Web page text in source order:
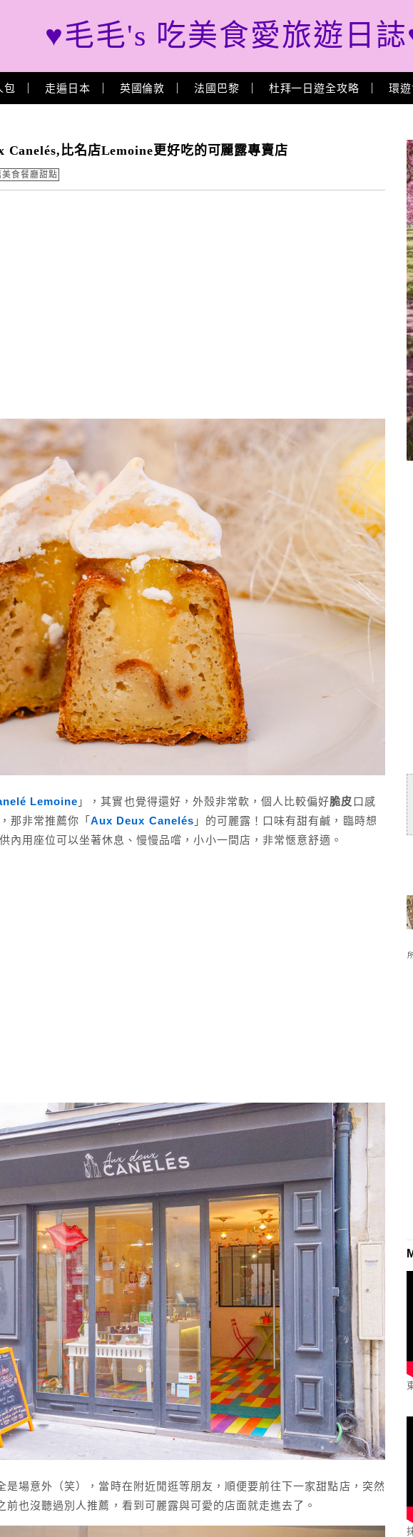
♥毛毛's 吃美食愛旅遊日誌
包 走遍日本 英國倫敦 法國巴黎 杜拜一日遊全攻略 環遊
Canelés,比名店Lemoine更好吃的可麗露專賣店
食餐廳甜點
Lemoine 」，其實也覺得還好，外殼非常軟，個人比較偏好脆皮 口感
那非常推薦你「Aux Deux Canelés 」的可麗露！口味有甜有鹹，臨時想
內用座位可以坐著休息、慢慢品嚐，小小一間店，非常愜意舒適。
是場意外（笑），當時在附近閒逛等朋友，順便要前往下一家甜點店，突然
前也沒聽過別人推薦，看到可麗露與可愛的店面就走進去了。